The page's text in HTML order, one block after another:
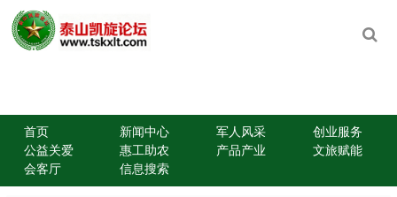
首页 新闻中心 军人风采
创业服务
公益关爱
惠工助农 产品产业
文旅赋能
会客厅
信息搜索